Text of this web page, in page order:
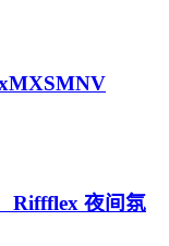
Riffflex 夜间氛